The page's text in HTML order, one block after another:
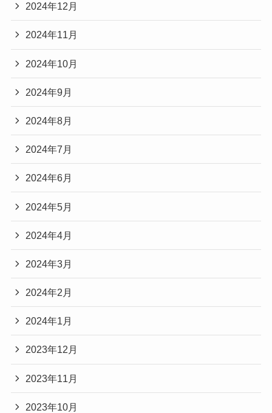
2024年12月
2024年11月
2024年10月
2024年9月
2024年8月
2024年7月
2024年6月
2024年5月
2024年4月
2024年3月
2024年2月
2024年1月
2023年12月
2023年11月
2023年10月